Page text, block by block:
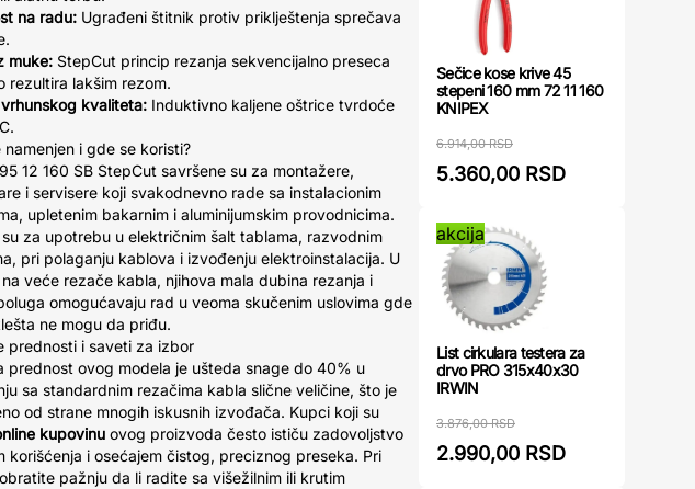
na radu: Ugrađeni štitnik protiv priklještenja sprečava
muke: StepCut princip rezanja sekvencijalno preseca
rezultira lakšim rezom.
kvaliteta: Induktivno kaljene oštrice tvrdoće
namenjen i gde se koristi?
12 160 SB StepCut savršene su za montažere,
i servisere koji svakodnevno rade sa instalacionim
upletenim bakarnim i aluminijumskim provodnicima.
za upotrebu u električnim šalt tablama, razvodnim
pri polaganju kablova i izvođenju elektroinstalacija. U
veće rezače kabla, njihova mala dubina rezanja i
omogućavaju rad u veoma skučenim uslovima gde
ne mogu da priđu.
prednosti i saveti za izbor
prednost ovog modela je ušteda snage do 40% u
sa standardnim rezačima kabla slične veličine, što je
od strane mnogih iskusnih izvođača. Kupci koji su
kupovinu ovog proizvoda često ističu zadovoljstvo
korišćenja i osećajem čistog, preciznog preseka. Pri
pažnju da li radite sa višežilnim ili krutim
Sečice kose krive 45
stepeni 160 mm 72 11 160
KNIPEX
6.914,00 RSD
5.360,00 RSD
akcija
List cirkulara testera za
drvo PRO 315x40x30
IRWIN
3.876,00 RSD
2.990,00 RSD